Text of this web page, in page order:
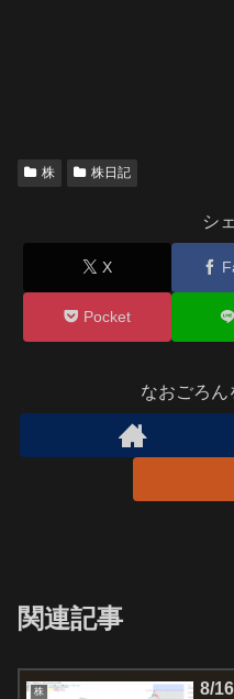
株 株日記
シ
X
Pocket
なおごろん
関連記事
株
8/